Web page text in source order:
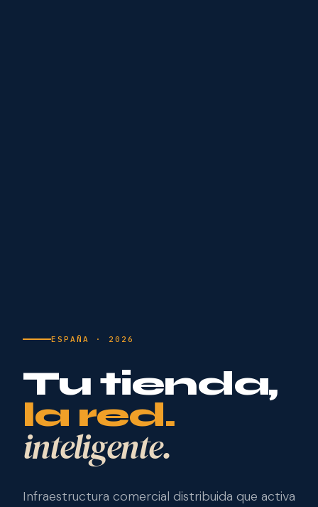
ESPAÑA · 2026
Tu tienda,
la red.
inteligente.
Infraestructura comercial distribuida que activa